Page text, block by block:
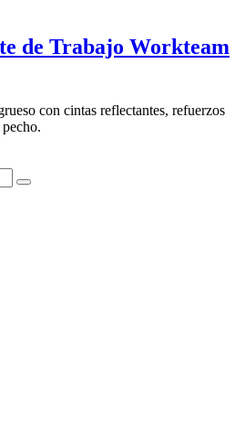
de Trabajo Workteam
con cintas reflectantes, refuerzos